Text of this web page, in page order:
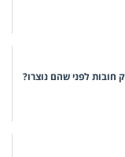
חובות לפני שהם נוצרו?